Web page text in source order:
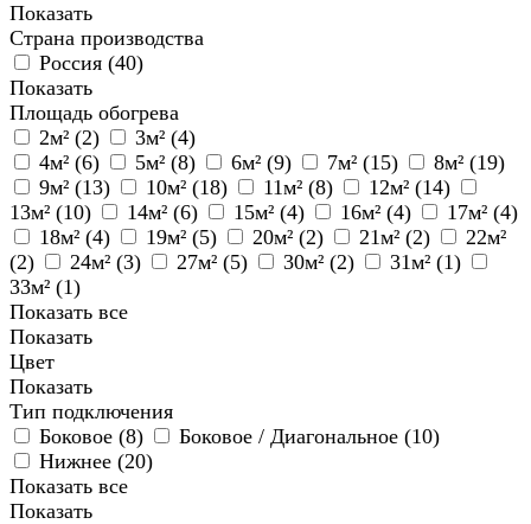
Показать
Страна производства
Россия (40)
Показать
Площадь обогрева
2м² (2) 3м² (4)
4м² (6) 5м² (8) 6м² (9) 7м² (15) 8м² (19)
9м² (13) 10м² (18) 11м² (8) 12м² (14)
13м² (10) 14м² (6) 15м² (4) 16м² (4) 17м² (4)
18м² (4) 19м² (5) 20м² (2) 21м² (2)
22м²
(2) 24м² (3) 27м² (5) 30м² (2) 31м² (1)
33м² (1)
Показать все
Показать
Цвет
Показать
Тип подключения
Боковое (8) Боковое / Диагональное (10)
Нижнее (20)
Показать все
Показать